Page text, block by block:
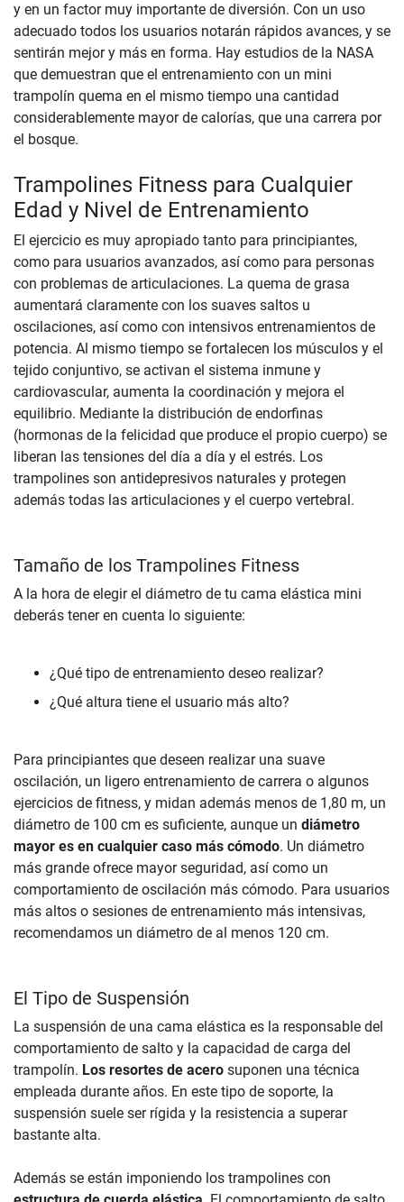
y en un factor muy importante de diversión. Con un uso
adecuado todos los usuarios notarán rápidos avances, y se
sentirán mejor y más en forma. Hay estudios de la NASA
que demuestran que el entrenamiento con un mini
trampolín quema en el mismo tiempo una cantidad
considerablemente mayor de calorías, que una carrera por
el bosque.
Trampolines Fitness para Cualquier
Edad y Nivel de Entrenamiento
El ejercicio es muy apropiado tanto para principiantes,
como para usuarios avanzados, así como para personas
con problemas de articulaciones. La quema de grasa
aumentará claramente con los suaves saltos u
oscilaciones, así como con intensivos entrenamientos de
potencia. Al mismo tiempo se fortalecen los músculos y el
tejido conjuntivo, se activan el sistema inmune y
cardiovascular, aumenta la coordinación y mejora el
equilibrio. Mediante la distribución de endorfinas
(hormonas de la felicidad que produce el propio cuerpo) se
liberan las tensiones del día a día y el estrés. Los
trampolines son antidepresivos naturales y protegen
además todas las articulaciones y el cuerpo vertebral.
Tamaño de los Trampolines Fitness
A la hora de elegir el diámetro de tu cama elástica mini
deberás tener en cuenta lo siguiente:
¿Qué tipo de entrenamiento deseo realizar?
¿Qué altura tiene el usuario más alto?
Para principiantes que deseen realizar una suave
oscilación, un ligero entrenamiento de carrera o algunos
ejercicios de fitness, y midan además menos de 1,80 m, un
diámetro de 100 cm es suficiente, aunque un diámetro
mayor es en cualquier caso más cómodo. Un diámetro
más grande ofrece mayor seguridad, así como un
comportamiento de oscilación más cómodo. Para usuarios
más altos o sesiones de entrenamiento más intensivas,
recomendamos un diámetro de al menos 120 cm.
El Tipo de Suspensión
La suspensión de una cama elástica es la responsable del
comportamiento de salto y la capacidad de carga del
trampolín. Los resortes de acero suponen una técnica
empleada durante años. En este tipo de soporte, la
suspensión suele ser rígida y la resistencia a superar
bastante alta.
Además se están imponiendo los trampolines con